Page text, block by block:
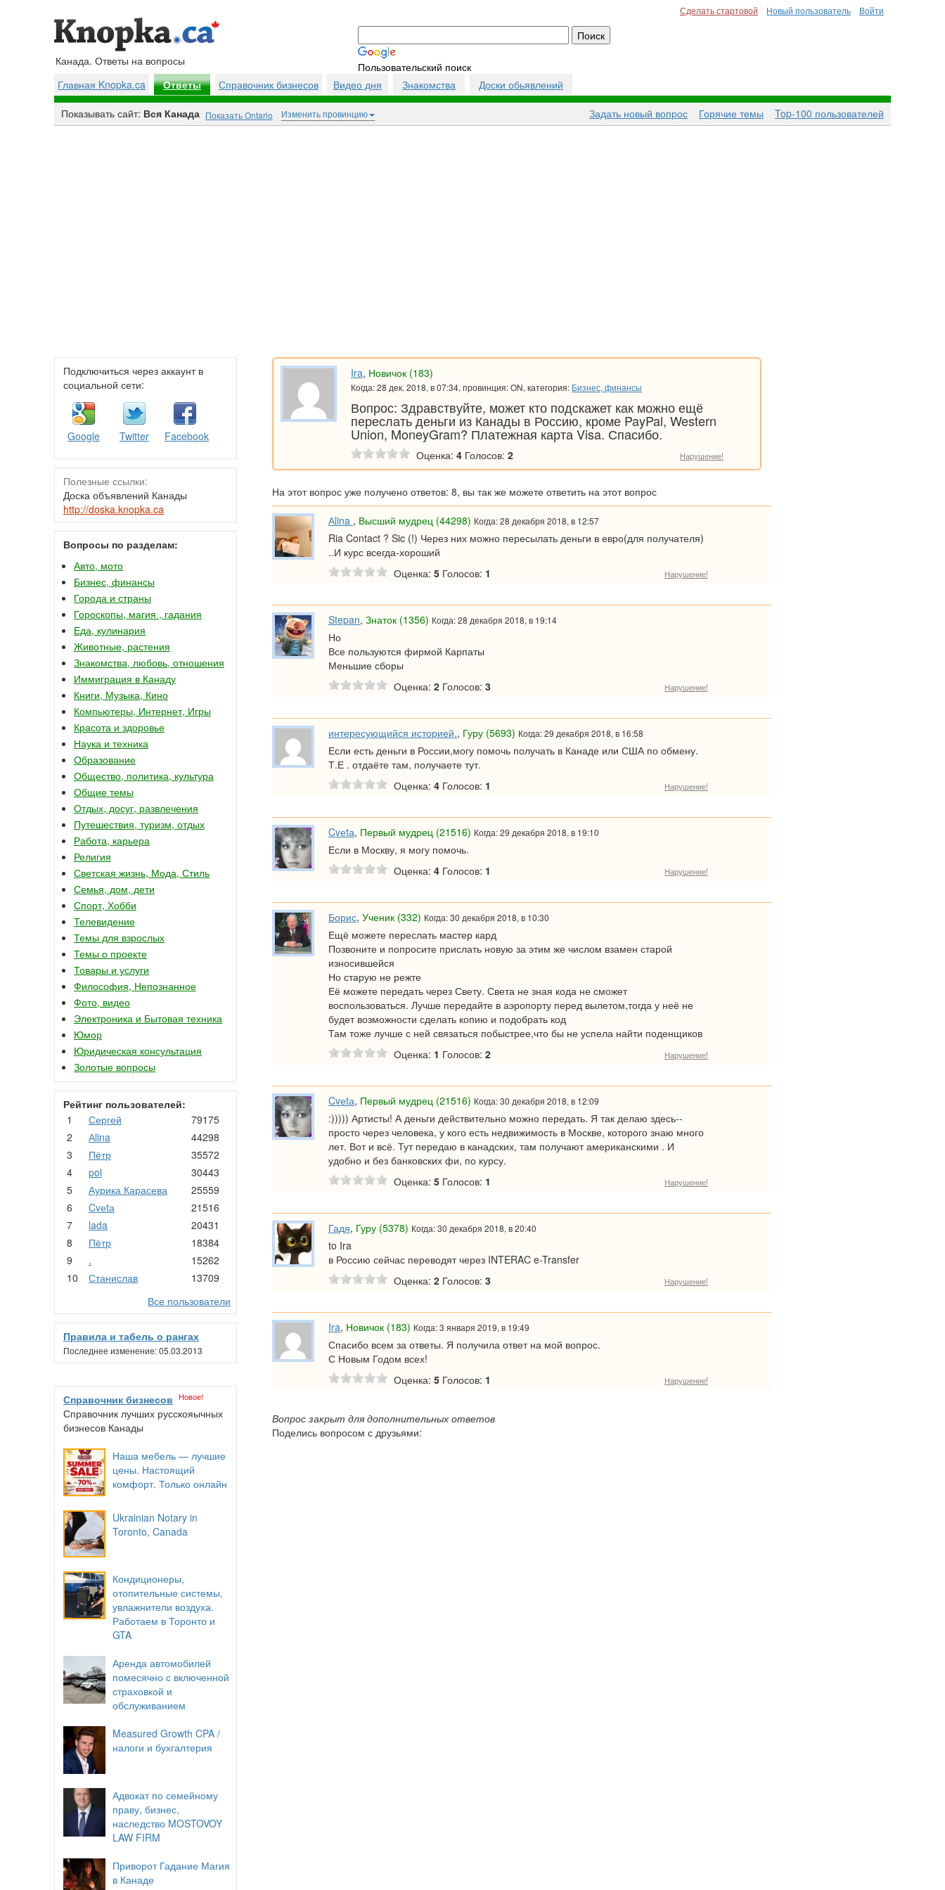
Сделать стартовой Новый пользователь Войти
Канада. Ответы на вопросы
Пользовательский поиск
Главная Knopka.ca
Ответы Справочник бизнесов Видео дня Знакомства Доски обьявлений
Показывать сайт: Вся Канада Показать Ontario Изменить провинцию Задать новый вопрос Горячие темы Top-100 пользователей
Подключиться через аккаунт в
социальной сети:
Google Twitter Facebook
Полезные ссылки:
Доска объявлений Канады
http://doska.knopka.ca
Вопросы по разделам:
Авто, мото
Бизнес, финансы
Города и страны
Гороскопы, магия , гадания
Еда, кулинария
Животные, растения
Знакомства, любовь, отношения
Иммиграция в Канаду
Книги, Музыка, Кино
Компьютеры, Интернет, Игры
Красота и здоровье
Наука и техника
Образование
Общество, политика, культура
Общие темы
Отдых, досуг, развлечения
Путешествия, туризм, отдых
Работа, карьера
Религия
Светская жизнь, Мода, Стиль
Семья, дом, дети
Спорт, Хобби
Телевидение
Темы для взрослых
Темы о проекте
Товары и услуги
Философия, Непознанное
Фото, видео
Электроника и Бытовая техника
Юмор
Юридическая консультация
Золотые вопросы
Рейтинг пользователей:
1
Сергей
79175
2
Аlina
44298
3
Пётр
35572
4
pol
30443
5
Аурика Карасева
25559
6
Cvеtа
21516
7
lada
20431
8
Пётр
18384
9
.
15262
10
Станислав
13709
Все пользователи
Правила и табель о рангах
Последнее изменение: 05.03.2013
Справочник бизнесов Новое!
Справочник лучших русскояычных
бизнесов Канады
Наша мебель — лучшие
цены. Настоящий
комфорт. Только онлайн
Ukrainian Notary in
Toronto, Canada
Кондиционеры,
отопительные системы,
увлажнители воздуха.
Работаем в Торонто и
GTA
Аренда автомобилей
помесячно с включенной
страховкой и
обслуживанием
Measured Growth CPA /
налоги и бухгалтерия
Адвокат по семейному
праву, бизнес,
наследство MOSTOVOY
LAW FIRM
Приворот Гадание Магия
в Канаде
Ira, Новичок (183)
Когда: 28 дек. 2018, в 07:34, провинция: ON, категория: Бизнес, финансы
Вопрос: Здравствуйте, может кто подскажет как можно ещё
переслать деньги из Канады в Россию, кроме PayPal, Western
Union, MoneyGram? Платежная карта Visa. Спасибо.
Оценка: 4 Голосов: 2 Нарушение!
На этот вопрос уже получено ответов: 8, вы так же можете ответить на этот вопрос
Аlina , Высший мудрец (44298) Когда: 28 декабря 2018, в 12:57
Ria Contact ? Sic (!) Через них можно пересылать деньги в евро(для получателя)
..И курс всегда-хороший
Оценка: 5 Голосов: 1 Нарушение!
Stepan, Знаток (1356) Когда: 28 декабря 2018, в 19:14
Но
Все пользуются фирмой Карпаты
Меньшие сборы
Оценка: 2 Голосов: 3 Нарушение!
интересующийся историей., Гуру (5693) Когда: 29 декабря 2018, в 16:58
Если есть деньги в России,могу помочь получать в Канаде или США по обмену.
Т.Е . отдаёте там, получаете тут.
Оценка: 4 Голосов: 1 Нарушение!
Cvеtа, Первый мудрец (21516) Когда: 29 декабря 2018, в 19:10
Если в Москву, я могу помочь.
Оценка: 4 Голосов: 1 Нарушение!
Борис, Ученик (332) Когда: 30 декабря 2018, в 10:30
Ещё можете переслать мастер кард
Позвоните и попросите прислать новую за этим же числом взамен старой
износившейся
Но старую не режте
Её можете передать через Свету. Света не зная кода не сможет
воспользоваться. Лучше передайте в аэропорту перед вылетом,тогда у неё не
будет возможности сделать копию и подобрать код
Там тоже лучше с ней связаться побыстрее,что бы не успела найти поденщиков
Оценка: 1 Голосов: 2 Нарушение!
Cvеtа, Первый мудрец (21516) Когда: 30 декабря 2018, в 12:09
:))))) Артисты! А деньги действительно можно передать. Я так делаю здесь--
просто через человека, у кого есть недвижимость в Москве, которого знаю много
лет. Вот и всё. Тут передаю в канадских, там получают американскими . И
удобно и без банковских фи, по курсу.
Оценка: 5 Голосов: 1 Нарушение!
Гадя, Гуру (5378) Когда: 30 декабря 2018, в 20:40
to Ira
в Россию сейчас переводят через INTERAC e-Transfer
Оценка: 2 Голосов: 3 Нарушение!
Ira, Новичок (183) Когда: 3 января 2019, в 19:49
Спасибо всем за ответы. Я получила ответ на мой вопрос.
С Новым Годом всех!
Оценка: 5 Голосов: 1 Нарушение!
Вопрос закрыт для дополнительных ответов
Поделись вопросом с друзьями: